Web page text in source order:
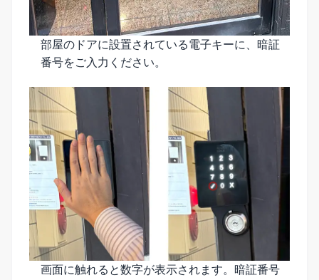
部屋のドアに設置されている電子キーに、暗証
番号をご入力ください。
画面に触れると数字が表示されます。暗証番号